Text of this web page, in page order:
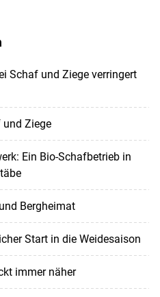
Schaf und Ziege verringert
Ziege
Ein Bio-Schafbetrieb in
Bergheimat
Start in die Weidesaison
immer näher